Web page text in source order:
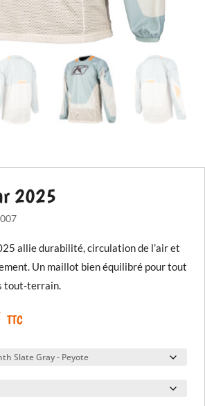
2025
allie durabilité, circulation de l’air et
Un maillot bien équilibré pour tout
tout-terrain.
TTC